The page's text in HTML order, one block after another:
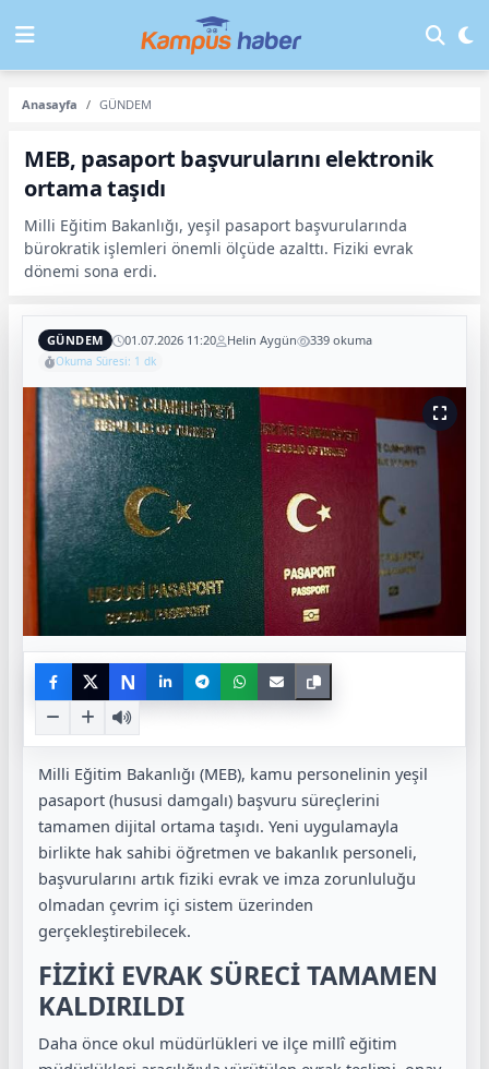
Anasayfa GÜNDEM
MEB, pasaport başvurularını elektronik
ortama taşıdı
Milli Eğitim Bakanlığı, yeşil pasaport başvurularında
bürokratik işlemleri önemli ölçüde azalttı. Fiziki evrak
dönemi sona erdi.
GÜNDEM 01.07.2026 11:20 Helin Aygün 339 okuma
Okuma Süresi: 1 dk
N
Milli Eğitim Bakanlığı (MEB), kamu personelinin yeşil
pasaport (hususi damgalı) başvuru süreçlerini
tamamen dijital ortama taşıdı. Yeni uygulamayla
birlikte hak sahibi öğretmen ve bakanlık personeli,
başvurularını artık fiziki evrak ve imza zorunluluğu
olmadan çevrim içi sistem üzerinden
gerçekleştirebilecek.
FİZİKİ EVRAK SÜRECİ TAMAMEN
KALDIRILDI
Daha önce okul müdürlükleri ve ilçe millî eğitim